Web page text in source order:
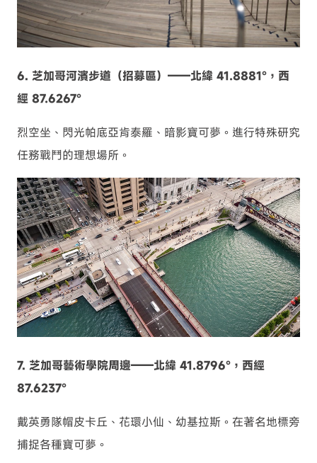
6. 芝加哥河濱步道（招募區）——北緯 41.8881°，西
經 87.6267°
烈空坐、閃光帕底亞肯泰羅、暗影寶可夢。進行特殊研究
任務戰鬥的理想場所。
7. 芝加哥藝術學院周邊——北緯 41.8796°，西經
87.6237°
戴英勇隊帽皮卡丘、花環小仙、幼基拉斯。在著名地標旁
捕捉各種寶可夢。